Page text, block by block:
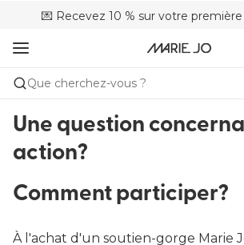
💌 Recevez 10 % sur votre
🚚 Livraison gratuite à partir
📦 Retours gratuits
Que cherchez-vous ?
Une question
action?
Comment participer?
À l'achat d'un soutien-gorge Marie